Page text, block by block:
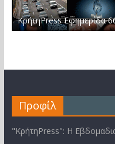
ΚρήτηPress Εφημερίδα
Προφίλ
"ΚρήτηPress": Η